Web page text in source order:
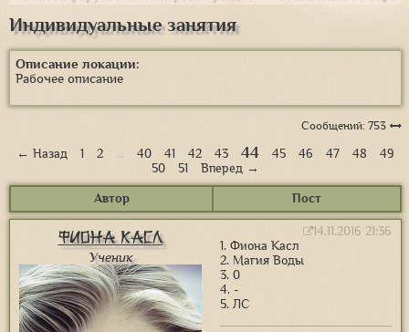
Индивидуальные занятия
Описание локации:
Рабочее описание
Сообщений: 753
← Назад 1 2 … 40 41 42 43 44 45 46 47 48
49
50
51 Вперед →
Автор Пост
Фиона Касл
Ученик
14.11.2016 21:36
1. Фиона Касл
2. Магия Воды
3. 0
4. -
5. ЛС